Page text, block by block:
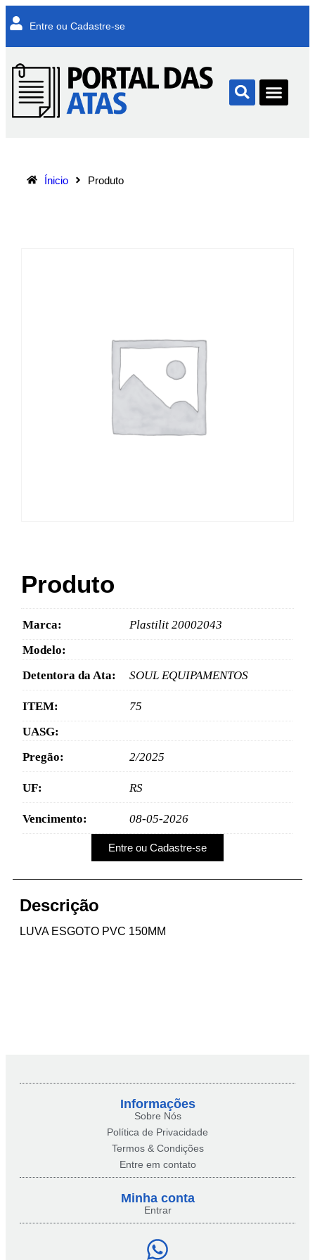
Entre ou Cadastre-se
Ínicio Produto
Produto
Marca:
Plastilit 20002043
Modelo:
Detentora da Ata:
SOUL EQUIPAMENTOS
ITEM:
75
UASG:
Pregão:
2/2025
UF: RS
Vencimento: 08-05-2026
Entre ou Cadastre-se
Descrição
LUVA ESGOTO PVC 150MM
Informações
Sobre Nós
Política de Privacidade
Termos & Condições
Entre em contato
Minha conta​
Entrar